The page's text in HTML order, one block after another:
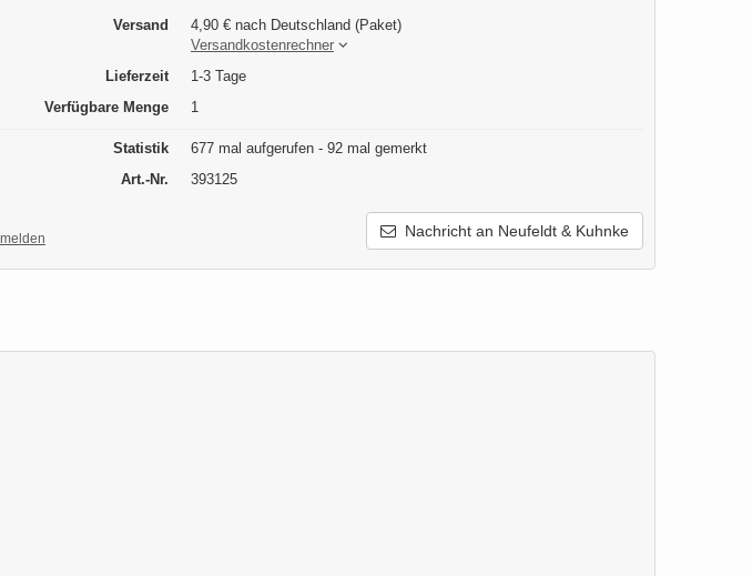
Versand
4,90 € nach Deutschland (Paket)
Versandkostenrechner
Lieferzeit
1-3 Tage
Verfügbare Menge
1
Statistik
677 mal aufgerufen - 92 mal gemerkt
Art.-Nr.
393125
Nachricht an Neufeldt & Kuhnke